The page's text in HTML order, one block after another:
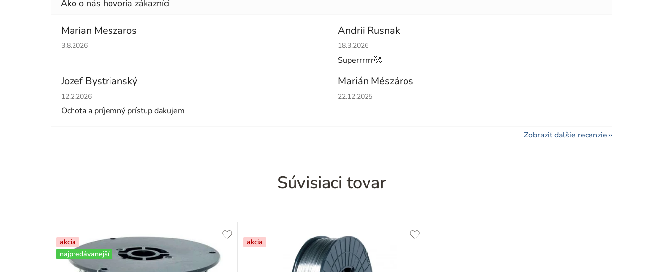
Marian Meszaros
Hodnotenie obchodu je 5 z 5 hviezdičiek.
3.8.2026
Andrii Rusnak
Hodnotenie obchodu je 5 z 5 hviezdičiek.
18.3.2026
Superrrrrr🥰
Jozef Bystrianský
Hodnotenie obchodu je 5 z 5 hviezdičiek.
12.2.2026
Ochota a príjemný prístup ďakujem
Marián Mészáros
Hodnotenie obchodu je 5 z 5 hviezdičiek.
22.12.2025
Zobraziť ďalšie recenzie
Súvisiaci tovar
akcia
najpredávanejší
akcia